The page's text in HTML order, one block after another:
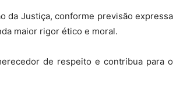
da Justiça, conforme previsão expressa
maior rigor ético e moral.
de respeito e contribua para o